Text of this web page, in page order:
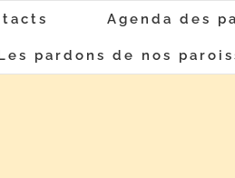
Agenda des
pardons de nos